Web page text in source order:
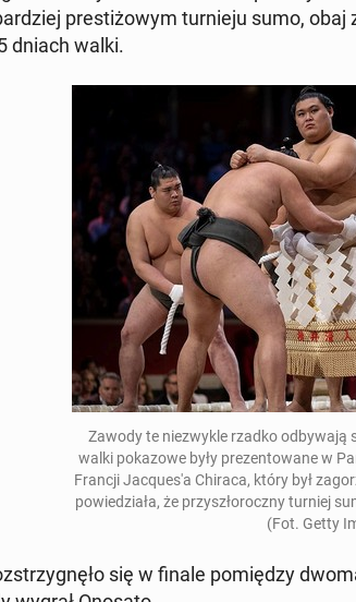
pre­sti­żo­wym tur­nie­ju sumo,
dniach walki.
Zawody te nie­zwy­kle rzadko od­by­wa­ją
walki po­ka­zo­we były pre­zen­to­wa­ne w
Francji Ja­cqu­es'a Chiraca, który był
po­wie­dzia­ła, że przy­szło­rocz­ny turniej
(Fot. Getty
się w finale po­mię­dzy